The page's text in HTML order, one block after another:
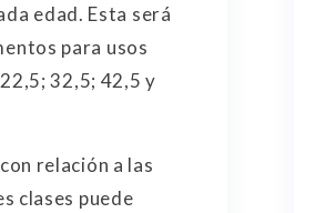
edad. Esta será
para usos
32,5; 42,5 y
con relación a las
clases puede